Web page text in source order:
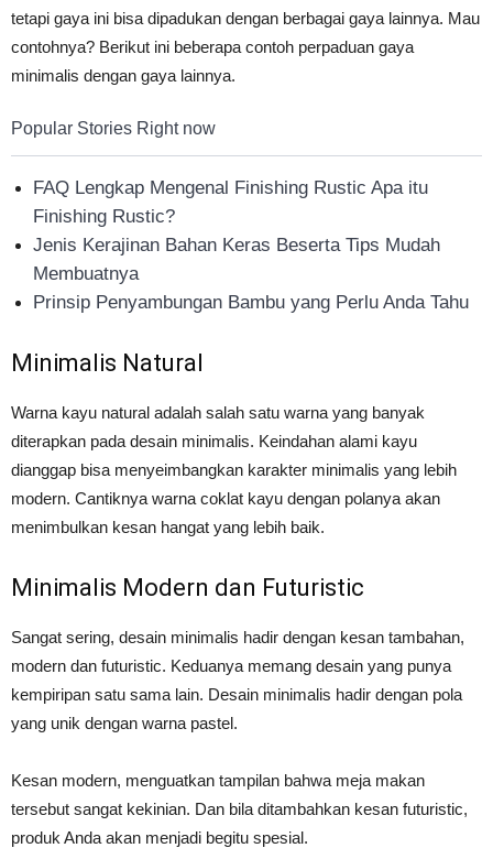
tetapi gaya ini bisa dipadukan dengan berbagai gaya lainnya. Mau
contohnya? Berikut ini beberapa contoh perpaduan gaya
minimalis dengan gaya lainnya.
Popular Stories Right now
FAQ Lengkap Mengenal Finishing Rustic Apa itu
Finishing Rustic?
Jenis Kerajinan Bahan Keras Beserta Tips Mudah
Membuatnya
Prinsip Penyambungan Bambu yang Perlu Anda Tahu
Minimalis Natural
Warna kayu natural adalah salah satu warna yang banyak
diterapkan pada desain minimalis. Keindahan alami kayu
dianggap bisa menyeimbangkan karakter minimalis yang lebih
modern. Cantiknya warna coklat kayu dengan polanya akan
menimbulkan kesan hangat yang lebih baik.
Minimalis Modern dan Futuristic
Sangat sering, desain minimalis hadir dengan kesan tambahan,
modern dan futuristic. Keduanya memang desain yang punya
kempiripan satu sama lain. Desain minimalis hadir dengan pola
yang unik dengan warna pastel.
Kesan modern, menguatkan tampilan bahwa meja makan
tersebut sangat kekinian. Dan bila ditambahkan kesan futuristic,
produk Anda akan menjadi begitu spesial.